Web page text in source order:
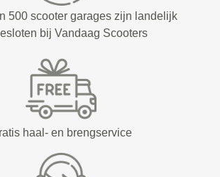
500 scooter garages zijn landelijk
bij Vandaag Scooters
haal- en brengservice